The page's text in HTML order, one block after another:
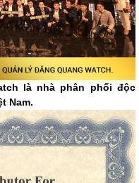
là nhà phân phối độc
Nam.